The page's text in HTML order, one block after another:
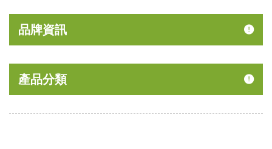
品牌資訊
產品分類